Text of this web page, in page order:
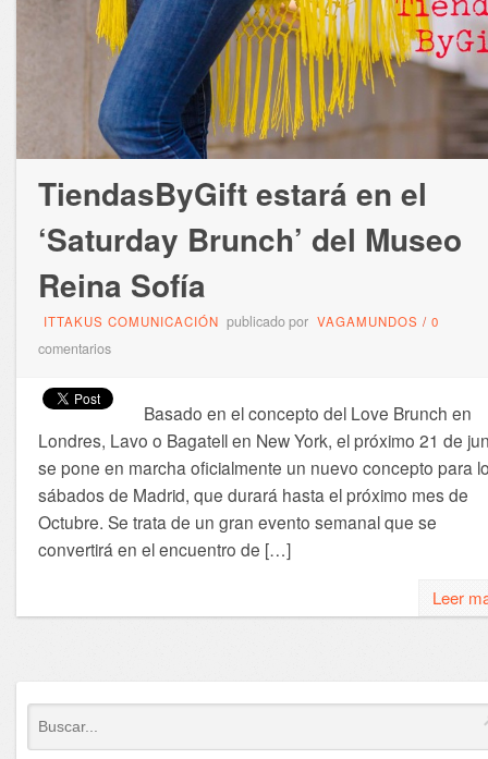
TiendasByGift estará en el
‘Saturday Brunch’ del Museo
Reina Sofía
ITTAKUS COMUNICACIÓN publicado por VAGAMUNDOS / 0
comentarios
Basado en el concepto del Love Brunch en
Londres, Lavo o Bagatell en New York, el próximo 21 de
se pone en marcha oficialmente un nuevo concepto para
sábados de Madrid, que durará hasta el próximo mes de
Octubre. Se trata de un gran evento semanal que se
convertirá en el encuentro de […]
Leer